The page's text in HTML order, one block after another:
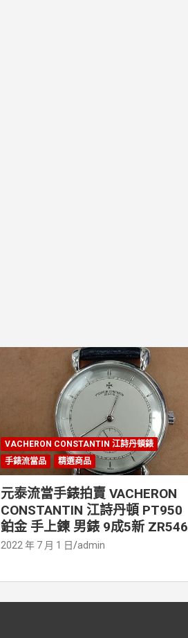
VACHERON CONSTANTIN 江詩丹頓錶
手錶流當品
精選商品
元泰流當手錶拍賣 VACHERON
CONSTANTIN 江詩丹頓 PT950
鉑金 手上鍊 男錶 9成5新 ZR546
2022 年 7 月 1 日 admin